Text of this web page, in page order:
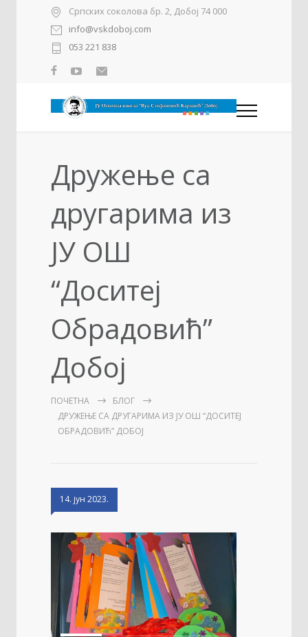
Српских соколова бр. 2, Добој 74 000
info@vskdoboj.com
053 221 838
Дружење са
другарима из
ЈУ ОШ
“Доситеј
Обрадовић”
Добој
ПОЧЕТНА
БЛОГ
ДРУЖЕЊЕ СА ДРУГАРИМА ИЗ ЈУ ОШ “ДОСИТЕЈ
ОБРАДОВИЋ” ДОБОЈ
14. јун 2023.